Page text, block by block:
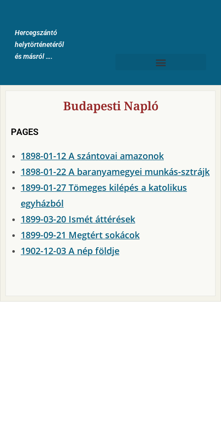
Hercegszántó
helytörténetéről
és másról ….
Budapesti Napló
PAGES
1898-01-12 A szántovai amazonok
1898-01-22 A baranyamegyei munkás-sztrájk
1899-01-27 Tömeges kilépés a katolikus
egyházból
1899-03-20 Ismét áttérések
1899-09-21 Megtért sokácok
1902-12-03 A nép földje